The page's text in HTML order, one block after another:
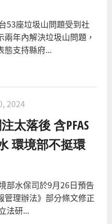
53座垃圾山問題受到社
年內解決垃圾山問題，
態支持縣府...
2024
太落後 含PFAS
環境部不挺環
部水保司於9月26日預告
管理辦法》部分條文修正
法研...